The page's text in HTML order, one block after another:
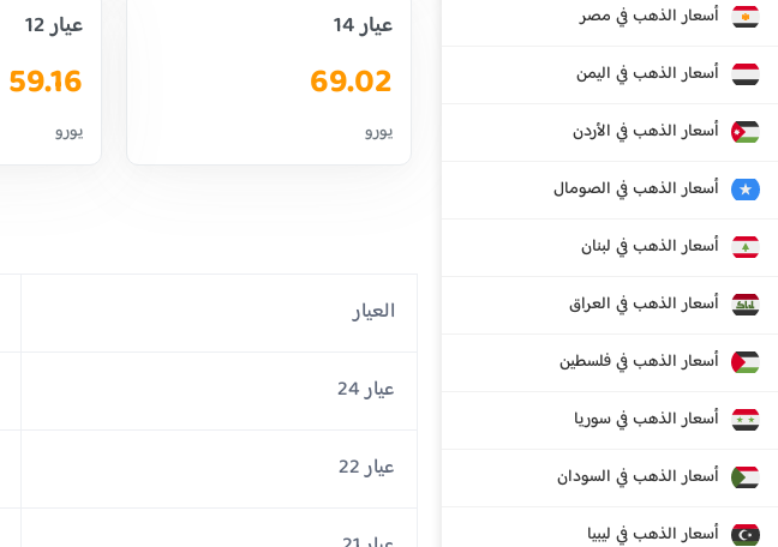
أسعار الذهب في مصر
أسعار الذهب في اليمن
أسعار الذهب في الأردن
أسعار الذهب في الصومال
أسعار الذهب في لبنان
أسعار الذهب في العراق
أسعار الذهب في فلسطين
أسعار الذهب في سوريا
أسعار الذهب في السودان
أسعار الذهب في ليبيا
عيار 14
69.02
يورو
عيار 12
59.16
يورو
العيار
عيار 24
عيار 22